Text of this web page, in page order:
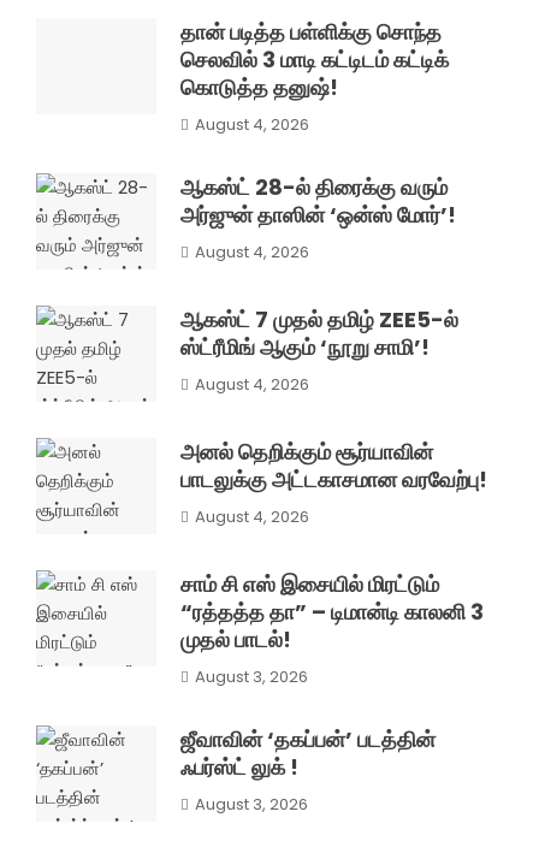
தான் படித்த பள்ளிக்கு சொந்த
செலவில் 3 மாடி கட்டிடம் கட்டிக்
கொடுத்த தனுஷ்!
August 4, 2026
ஆகஸ்ட் 28-ல் திரைக்கு வரும்
அர்ஜுன் தாஸின் ‘ஒன்ஸ் மோர்’!
August 4, 2026
ஆகஸ்ட் 7 முதல் தமிழ் ZEE5-ல்
ஸ்ட்ரீமிங் ஆகும் ‘நூறு சாமி’!
August 4, 2026
அனல் தெறிக்கும் சூர்யாவின்
பாடலுக்கு அட்டகாசமான வரவேற்பு!
August 4, 2026
சாம் சி எஸ் இசையில் மிரட்டும்
“ரத்தத்த தா” – டிமான்டி காலனி 3
முதல் பாடல்!
August 3, 2026
ஜீவாவின் ‘தகப்பன்’ படத்தின்
ஃபர்ஸ்ட் லுக் !
August 3, 2026